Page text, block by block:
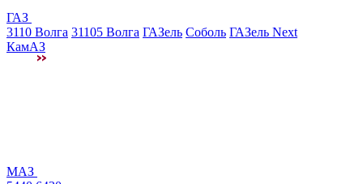
ГАЗ
3110 Волга 31105 Волга ГАЗель Соболь ГАЗель Next
КамАЗ
МАЗ